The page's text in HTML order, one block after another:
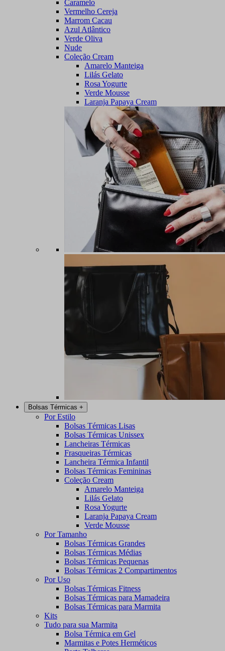
Caramelo
Vermelho Cereja
Marrom Cacau
Azul Atlântico
Verde Oliva
Nude
Coleção Cream
Amarelo Manteiga
Lilás Gelato
Rosa Yogurte
Verde Mousse
Laranja Papaya Cream
Bolsas Térmicas +
Por Estilo
Bolsas Térmicas Lisas
Bolsas Térmicas Unissex
Lancheiras Térmicas
Frasqueiras Térmicas
Lancheira Térmica Infantil
Bolsas Térmicas Femininas
Coleção Cream
Amarelo Manteiga
Lilás Gelato
Rosa Yogurte
Laranja Papaya Cream
Verde Mousse
Por Tamanho
Bolsas Térmicas Grandes
Bolsas Térmicas Médias
Bolsas Térmicas Pequenas
Bolsas Térmicas 2 Compartimentos
Por Uso
Bolsas Térmicas Fitness
Bolsas Térmicas para Mamadeira
Bolsas Térmicas para Marmita
Kits
Tudo para sua Marmita
Bolsa Térmica em Gel
Marmitas e Potes Herméticos